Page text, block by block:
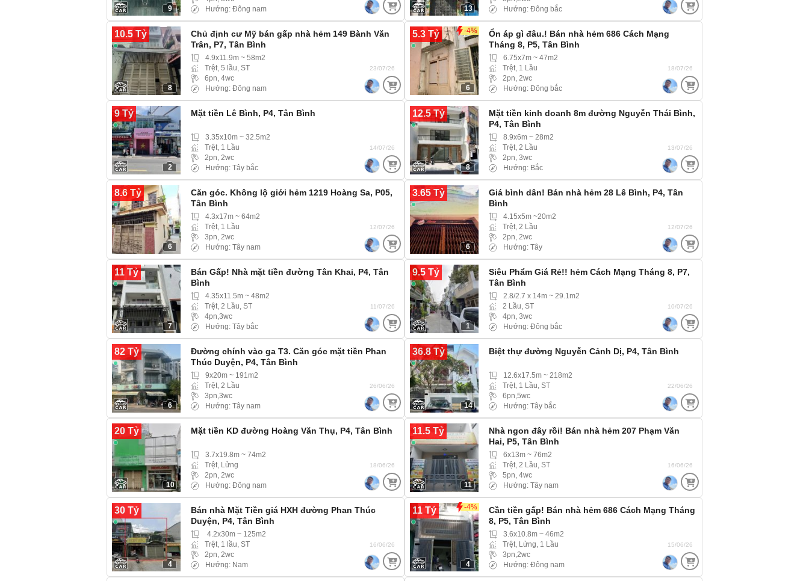
9
Hướng: Đông nam
13
Hướng: Đông bắc
10.5 Tỷ
8
Chủ định cư Mỹ bán gấp nhà hẻm 149 Bành Văn
Trân, P7, Tân Bình
4.9x11.9m ~ 58m2
Trệt, 5 lầu, ST
6pn, 4wc
Hướng: Đông nam
23/07/26
5.3 Tỷ -4%
6
Ổn áp gì đâu.! Bán nhà hẻm 686 Cách Mạng
Tháng 8, P5, Tân Bình
6.75x7m ~ 47m2
Trệt, 1 Lầu
2pn, 2wc
Hướng: Đông bắc
18/07/26
9 Tỷ
2
Mặt tiền Lê Bình, P4, Tân Bình
3.35x10m ~ 32.5m2
Trệt, 1 Lầu
2pn, 2wc
Hướng: Tây bắc
14/07/26
12.5 Tỷ
8
Mặt tiền kinh doanh 8m đường Nguyễn Thái Bình,
P4, Tân Bình
8.9x6m ~ 28m2
Trệt, 2 Lầu
2pn, 3wc
Hướng: Bắc
13/07/26
8.6 Tỷ
6
Căn góc. Không lộ giới hẻm 1219 Hoàng Sa, P05,
Tân Bình
4.3x17m ~ 64m2
Trệt, 1 Lầu
3pn, 2wc
Hướng: Tây nam
12/07/26
3.65 Tỷ
6
Giá bình dân! Bán nhà hẻm 28 Lê Bình, P4, Tân
Bình
4.15x5m ~20m2
Trệt, 2 Lầu
2pn, 2wc
Hướng: Tây
12/07/26
11 Tỷ
7
Bán Gấp! Nhà mặt tiền đường Tân Khai, P4, Tân
Bình
4.35x11.5m ~ 48m2
Trệt, 2 Lầu, ST
4pn,3wc
Hướng: Tây bắc
11/07/26
9.5 Tỷ
1
Siêu Phẩm Giá Rẻ!! hẻm Cách Mạng Tháng 8, P7,
Tân Bình
2.8/2.7 x 14m ~ 29.1m2
2 Lầu, ST
4pn, 3wc
Hướng: Đông bắc
10/07/26
82 Tỷ
6
Đường chính vào ga T3. Căn góc mặt tiền Phan
Thúc Duyện, P4, Tân Bình
9x20m ~ 191m2
Trệt, 2 Lầu
3pn,3wc
Hướng: Tây nam
26/06/26
36.8 Tỷ
14
Biệt thự đường Nguyễn Cảnh Dị, P4, Tân Bình
12.6x17.5m ~ 218m2
Trệt, 1 Lầu, ST
6pn,5wc
Hướng: Tây bắc
22/06/26
20 Tỷ
10
Mặt tiền KD đường Hoàng Văn Thụ, P4, Tân Bình
3.7x19.8m ~ 74m2
Trệt, Lửng
2pn, 2wc
Hướng: Đông nam
18/06/26
11.5 Tỷ
11
Nhà ngon đây rồi! Bán nhà hẻm 207 Phạm Văn
Hai, P5, Tân Bình
6x13m ~ 76m2
Trệt, 2 Lầu, ST
5pn, 4wc
Hướng: Tây nam
16/06/26
30 Tỷ
4
Bán nhà Mặt Tiền giá HXH đường Phan Thúc
Duyện, P4, Tân Bình
4.2x30m ~ 125m2
Trệt, 1 lầu, ST
2pn, 2wc
Hướng: Nam
16/06/26
11 Tỷ -4%
4
Cần tiền gấp! Bán nhà hẻm 686 Cách Mạng Tháng
8, P5, Tân Bình
3.6x10.8m ~ 46m2
Trệt, Lửng, 1 Lầu
3pn,2wc
Hướng: Đông nam
15/06/26